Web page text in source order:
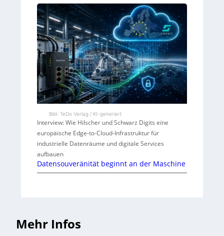
Bild: TeDo Verlag / KI-generiert
Interview: Wie Hilscher und Schwarz Digits eine
europäische Edge-to-Cloud-Infrastruktur für
industrielle Datenräume und digitale Services
aufbauen
Datensouveränität beginnt an der Maschine
Mehr Infos